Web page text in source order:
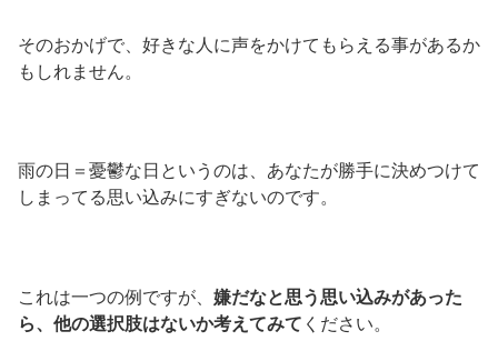
そのおかげで、好きな人に声をかけてもらえる事があるか
もしれません。
雨の日＝憂鬱な日というのは、あなたが勝手に決めつけて
しまってる思い込みにすぎないのです。
これは一つの例ですが、 嫌だなと思う思い込みがあった
ら、他の選択肢はないか考えてみて ください。